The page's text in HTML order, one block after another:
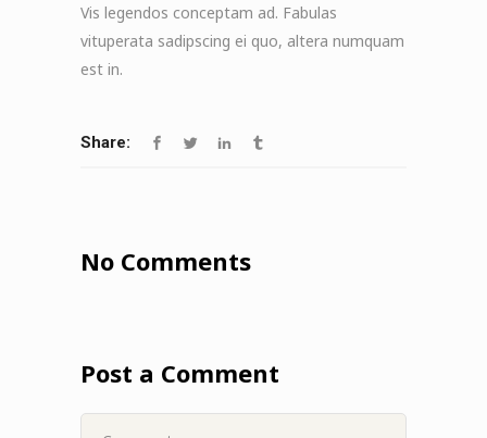
Vis legendos conceptam ad. Fabulas
vituperata sadipscing ei quo, altera numquam
est in.
Share:
No Comments
Post a Comment